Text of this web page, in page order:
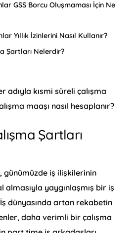
GSS Borcu Oluşmaması İçin Ne
Yıllık İzinlerini Nasıl Kullanır?
Şartları Nelerdir?
adıyla kısmi süreli çalışma
maaşı nasıl hesaplanır?
Şartları
günümüzde iş ilişkilerinin
yaygınlaşmış bir iş
dünyasında artan rekabetin
daha verimli bir çalışma